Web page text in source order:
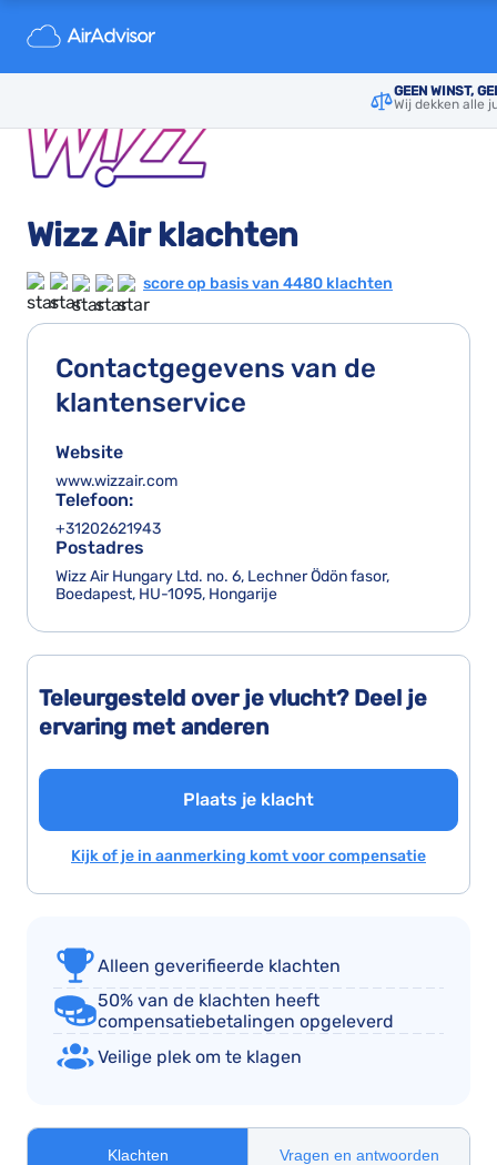
GEEN WINST,
Wij dekken alle
Wizz Air klachten
score op basis van 4480 klachten
Teleurgesteld over je vlucht? Deel je
ervaring met anderen
Plaats je klacht
Kijk of je in aanmerking komt voor compensatie
Contactgegevens van de
klantenservice
Website
www.wizzair.com
Telefoon:
+31202621943
Postadres
Wizz Air Hungary Ltd. no. 6, Lechner Ödön fasor,
Boedapest, HU-1095, Hongarije
Alleen geverifieerde klachten
50% van de klachten heeft
compensatiebetalingen opgeleverd
Veilige plek om te klagen
Klachten Vragen en antwoorden